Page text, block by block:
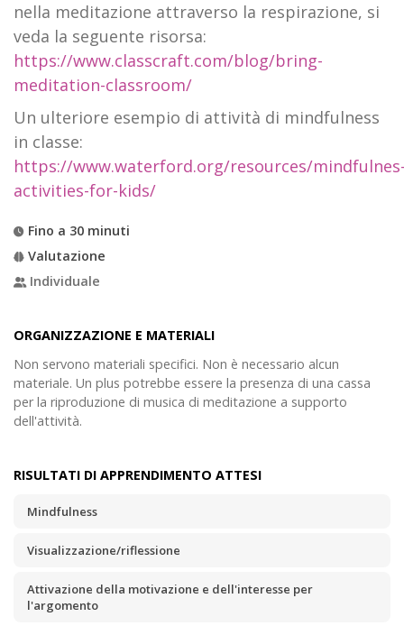
nella meditazione attraverso la respirazione, si
veda la seguente risorsa:
https://www.classcraft.com/blog/bring-
meditation-classroom/
Un ulteriore esempio di attività di mindfulness
in classe:
https://www.waterford.org/resources/
activities-for-kids/
Fino a 30 minuti
Valutazione
Individuale
ORGANIZZAZIONE E MATERIALI
Non servono materiali specifici. Non è necessario alcun
materiale. Un plus potrebbe essere la presenza di una cassa
per la riproduzione di musica di meditazione a supporto
dell'attività.
RISULTATI DI APPRENDIMENTO ATTESI
Mindfulness
Visualizzazione/riflessione
Attivazione della motivazione e dell'interesse per
l'argomento